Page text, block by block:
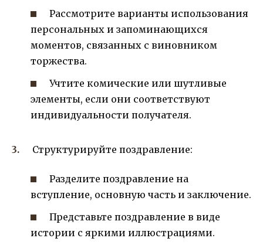
Рассмотрите варианты использования
персональных и запоминающихся
моментов, связанных с виновником
торжества.
Учтите комические или шутливые
элементы, если они соответствуют
индивидуальности получателя.
Структурируйте поздравление:
Разделите поздравление на
вступление, основную часть и заключение.
Представьте поздравление в виде
истории с яркими иллюстрациями.